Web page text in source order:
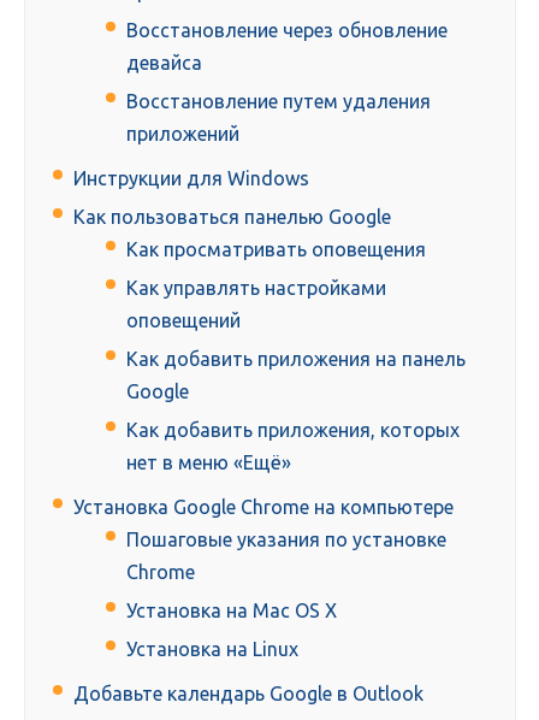
Восстановление через обновление
девайса
Восстановление путем удаления
приложений
Инструкции для Windows
Как пользоваться панелью Google
Как просматривать оповещения
Как управлять настройками
оповещений
Как добавить приложения на панель
Google
Как добавить приложения, которых
нет в меню «Ещё»
Установка Google Chrome на компьютере
Пошаговые указания по установке
Chrome
Установка на Mac OS X
Установка на Linux
Добавьте календарь Google в Outlook